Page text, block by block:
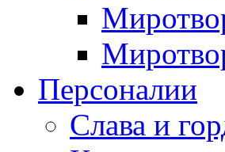
Персоналии
Слава и